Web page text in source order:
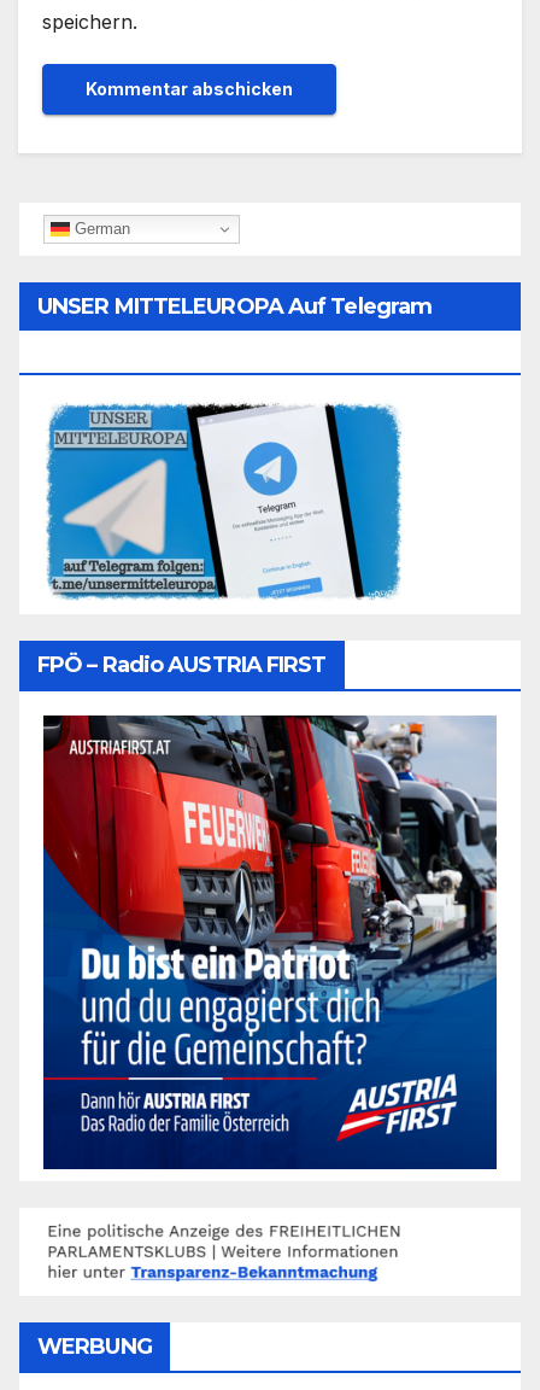
speichern.
German
UNSER MITTELEUROPA Auf Telegram
FPÖ – Radio AUSTRIA FIRST
WERBUNG